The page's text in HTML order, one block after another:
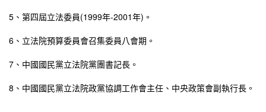
5、第四屆立法委員(1999年-2001年)。
6、立法院預算委員會召集委員八會期。
7、中國國民黨立法院黨團書記長。
8、中國國民黨立法院政黨協調工作會主任、中央政策會副執行長。